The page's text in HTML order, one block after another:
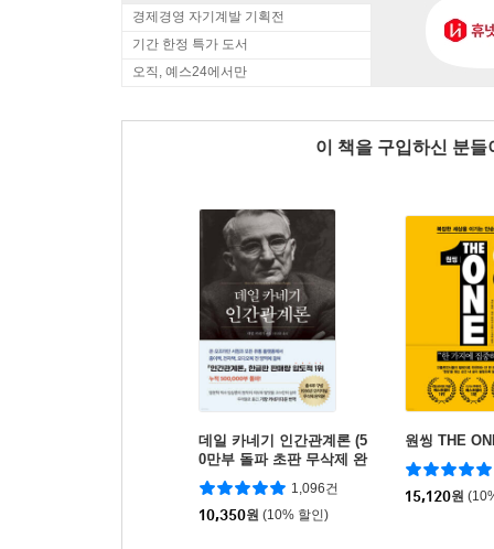
경제경영 자기계발 기획전
기간 한정 특가 도서
오직, 예스24에서만
이 책을 구입하신 분
데일 카네기 인간관계론 (5
0만부 돌파 초판 무삭제 완
역본)
1,096건
10,350원 (10% 할인)
원씽 THE
15,120원